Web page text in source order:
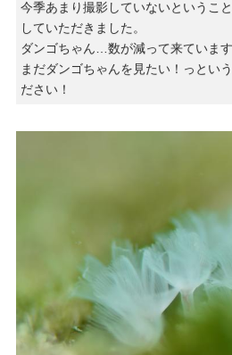
今季あまり撮影していないというこ
していただきました。
ダンゴちゃん…数が減って来ていま
まだダンゴちゃんを見たい！っとい
ださい！